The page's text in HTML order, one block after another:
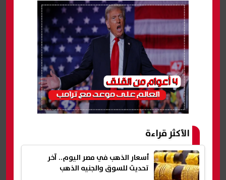
الأكثر قراءة
أسعار الذهب في مصر اليوم.. آخر
تحديث للسوق والجنيه الذهب